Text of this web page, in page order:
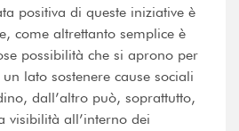
positiva di queste iniziative è
come altrettanto semplice è
possibilità che si aprono per
lato sostenere cause sociali
dall’altro può, soprattutto,
visibilità all’interno dei